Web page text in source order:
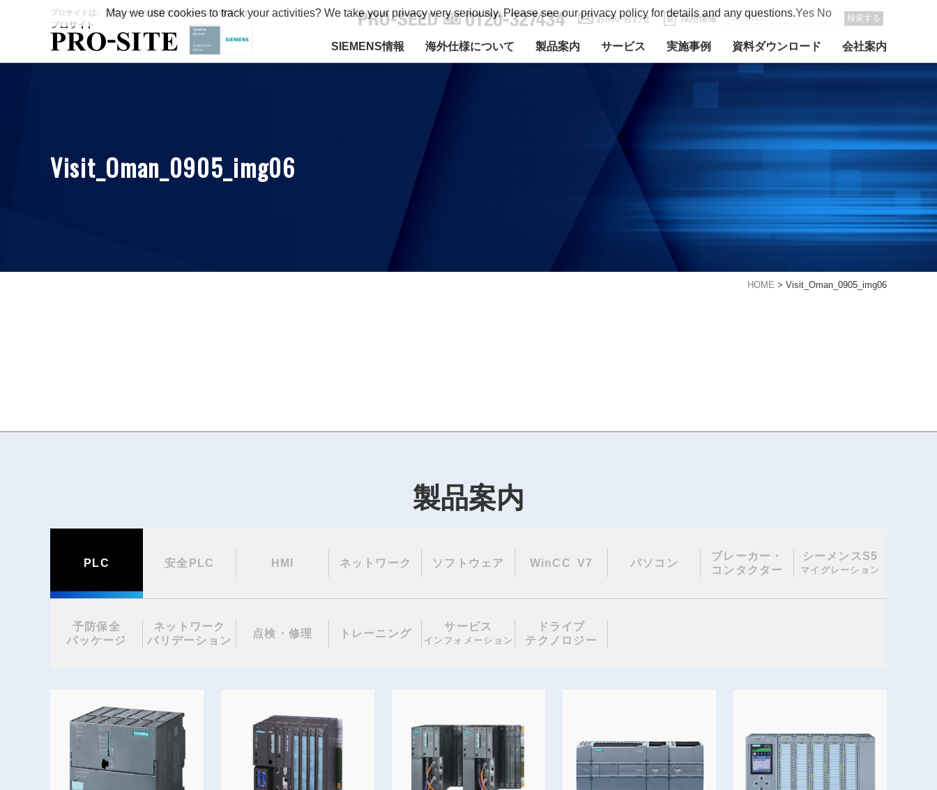
プロサイトは、プロシードが運営するシーメンス情報サイト
SIEMENS情報 海外仕様について 製品案内 サービス 実施事例 資料ダウンロード 会社案内
お問い合わせ 採用情報 検索する
Visit_Oman_0905_img06
HOME > Visit_Oman_0905_img06
製品案内
PLC 安全PLC HMI ネットワーク ソフトウェア WinCC V7 パソコン
ブレーカー・
コンタクター
シーメンスS5
マイグレーション
予防保全
パッケージ
ネットワーク
バリデーション
点検・修理 トレーニング
サービス
インフォメーション
ドライブ
テクノロジー
May we use cookies to track your activities? We take your privacy very seriously. Please see our privacy policy for details and any questions.Yes No